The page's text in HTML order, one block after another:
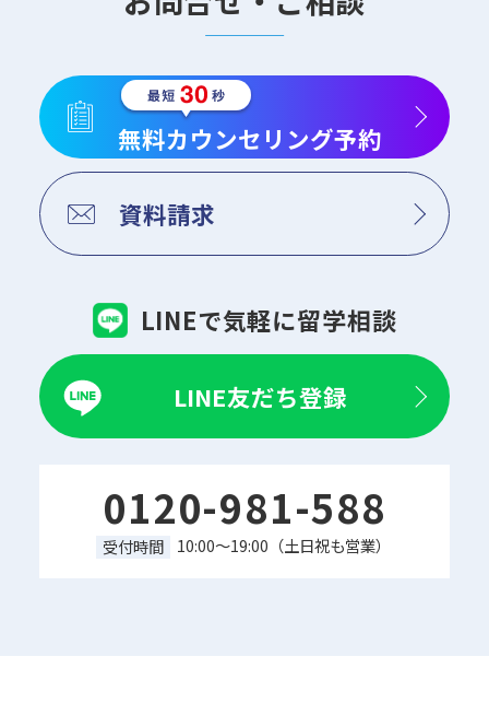
無料カウンセリング予約
資料請求
LINEで気軽に留学相談
LINE友だち登録
0120-981-588
受付時間 10:00～19:00（土日祝も営業）